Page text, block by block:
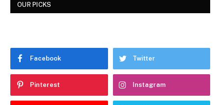
OUR PICKS
Facebook Twitter
Pinterest Instagram